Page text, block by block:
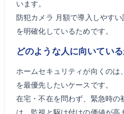
います。
防犯カメラ 月額で導入しやす
を明確化しているためです。
どのような人に向いてい
ホームセキュリティが向くのは
を最優先したいケースです。
在宅・不在を問わず、緊急時の